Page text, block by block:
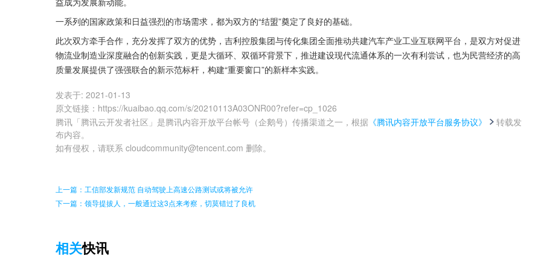
一系列的国家政策和日益强烈的市场需求，都为双方的“结盟”奠定了良好的基础。
此次双方牵手合作，充分发挥了双方的优势，吉利控股集团与传化集团全面推动共建汽车产业工业互联网平台，是双方对促进
物流业制造业深度融合的创新实践，更是大循环、双循环背景下，推进建设现代流通体系的一次有利尝试，也为民营经济的高
质量发展提供了强强联合的新示范标杆，构建“重要窗口”的新样本实践。
发表于: 2021-01-13
原文链接 ： https://kuaibao.qq.com/s/20210113A03ONR00?refer=cp_1026
腾讯「腾讯云开发者社区」是腾讯内容开放平台帐号（企鹅号）传播渠道之一，根据 《腾讯内容开放平台服务协议》
转载发
布内容。
如有侵权，请联系 cloudcommunity@tencent.com 删除。
上一篇：工信部发新规范 自动驾驶上高速公路测试或将被允许
下一篇：领导提拔人，一般通过这3点来考察，切莫错过了良机
相关快讯